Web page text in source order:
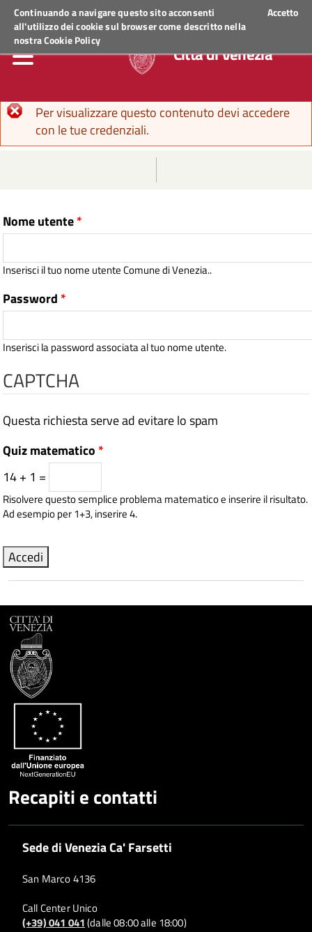
Continuando a navigare questo sito acconsenti
all'utilizzo dei cookie sul browser come descritto nella
nostraCookie Policy
Accetto
Regione Veneto ACCEDI AI SERVIZI
Città di Venezia
Messaggio di errore
Per visualizzare questo contenuto devi accedere
con le tue credenziali.
Nome utente*
Inserisci il tuo nome utente Comune di Venezia..
Password *
Inserisci la password associata al tuo nome utente.
CAPTCHA
Questa richiesta serve ad evitare lo spam
Quiz matematico *
14 + 1 =
Risolvere questo semplice problema matematico e inserire il risultato.
Ad esempio per 1+3, inserire 4.
Recapiti e contatti
Sede di Venezia Ca' Farsetti
San Marco 4136
Call Center Unico
(+39) 041 041(dalle 08:00 alle 18:00)